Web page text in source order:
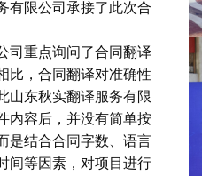
有限公司承接了此次合
司重点询问了合同翻译
比，合同翻译对准确性
山东秋实翻译服务有限
内容后，并没有简单按
是结合合同字数、语言
间等因素，对项目进行